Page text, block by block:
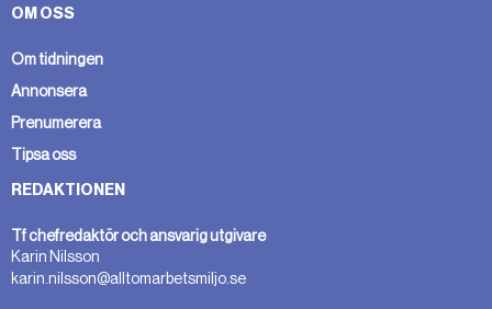
OM OSS
Om tidningen
Annonsera
Prenumerera
Tipsa oss
REDAKTIONEN
Tf chefredaktör och ansvarig utgivare
Karin Nilsson
karin.nilsson@alltomarbetsmiljo.se